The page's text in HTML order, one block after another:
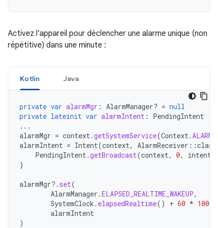
Activez l'appareil pour déclencher une alarme unique (non
répétitive) dans une minute :
Kotlin Java
private var alarmMgr : AlarmManager? = null
private lateinit var alarmIntent :
PendingIntent
...
alarmMgr = context.getSystemService(Context.
alarmIntent = Intent(context, AlarmReceiver ::class
PendingIntent.getBroadcast(context, 0, intent
}
alarmMgr?. set(
AlarmManager .ELAPSED_REALTIME_WAKEUP,
SystemClock . elapsedRealtime() + 60 * 1000
alarmIntent
)